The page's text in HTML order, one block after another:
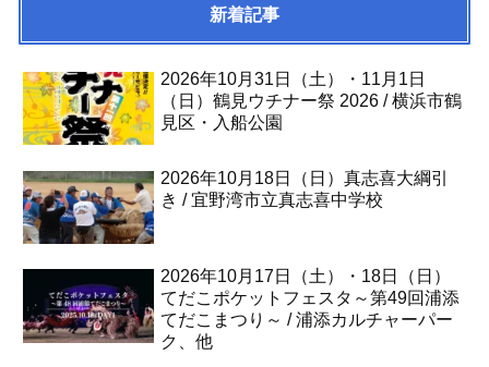
新着記事
2026年10月31日（土）・11月1日
（日）鶴見ウチナー祭 2026 / 横浜市鶴
見区・入船公園
2026年10月18日（日）真志喜大綱引
き / 宜野湾市立真志喜中学校
2026年10月17日（土）・18日（日）
てだこポケットフェスタ～第49回浦添
てだこまつり～ / 浦添カルチャーパー
ク、他